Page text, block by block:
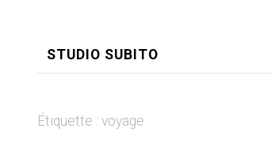
STUDIO SUBITO
Étiquette : voyage